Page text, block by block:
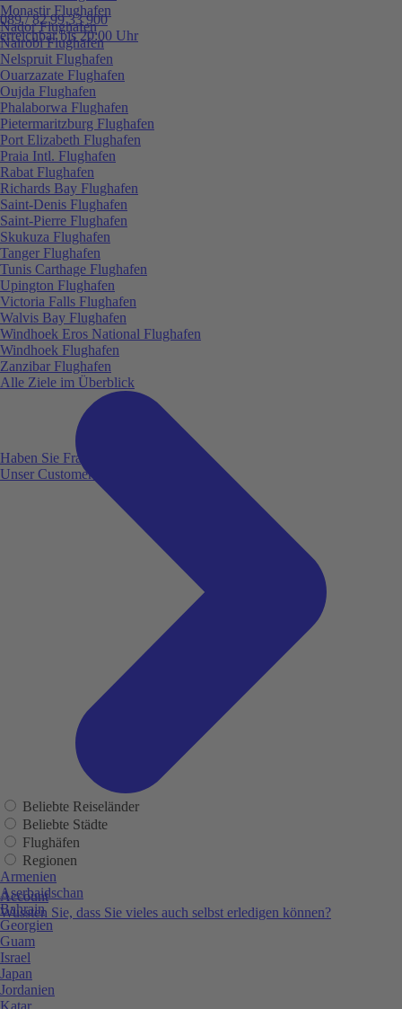
089 / 82 99 33 900
erreichbar bis 20:00 Uhr
Haben Sie Fragen?
Unser Customer Service ist für Sie da!
Account
Wussten Sie, dass Sie vieles auch selbst erledigen können?
Monastir Flughafen
Nador Flughafen
Nairobi Flughafen
Nelspruit Flughafen
Ouarzazate Flughafen
Oujda Flughafen
Phalaborwa Flughafen
Pietermaritzburg Flughafen
Port Elizabeth Flughafen
Praia Intl. Flughafen
Rabat Flughafen
Richards Bay Flughafen
Saint-Denis Flughafen
Saint-Pierre Flughafen
Skukuza Flughafen
Tanger Flughafen
Tunis Carthage Flughafen
Upington Flughafen
Victoria Falls Flughafen
Walvis Bay Flughafen
Windhoek Eros National Flughafen
Windhoek Flughafen
Zanzibar Flughafen
Alle Ziele im Überblick
Beliebte Reiseländer
Beliebte Städte
Flughäfen
Regionen
Armenien
Aserbaidschan
Bahrain
Georgien
Guam
Israel
Japan
Jordanien
Katar